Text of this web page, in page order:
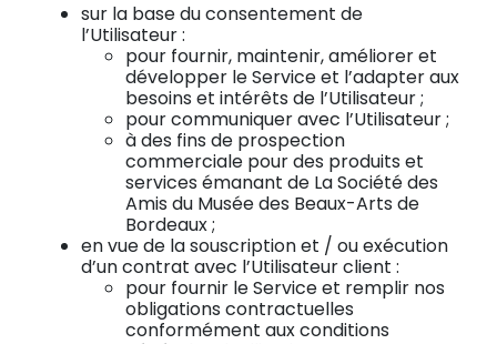
sur la base du consentement de
l’Utilisateur :
pour fournir, maintenir, améliorer et
développer le Service et l’adapter aux
besoins et intérêts de l’Utilisateur ;
pour communiquer avec l’Utilisateur ;
à des fins de prospection
commerciale pour des produits et
services émanant de La Société des
Amis du Musée des Beaux-Arts de
Bordeaux ;
en vue de la souscription et / ou exécution
d’un contrat avec l’Utilisateur client :
pour fournir le Service et remplir nos
obligations contractuelles
conformément aux conditions